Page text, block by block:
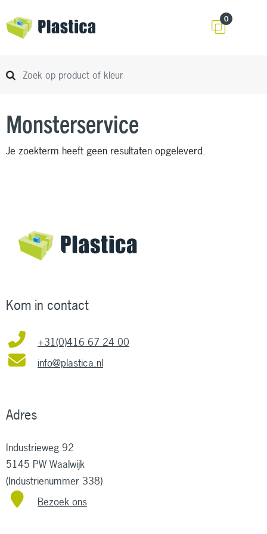
0
Monsterservice
Je zoekterm heeft geen resultaten opgeleverd.
Kom in contact
+31(0)416 67 24 00
info@plastica.nl
Adres
Industrieweg 92
5145 PW Waalwijk
(Industrienummer 338)
Bezoek ons